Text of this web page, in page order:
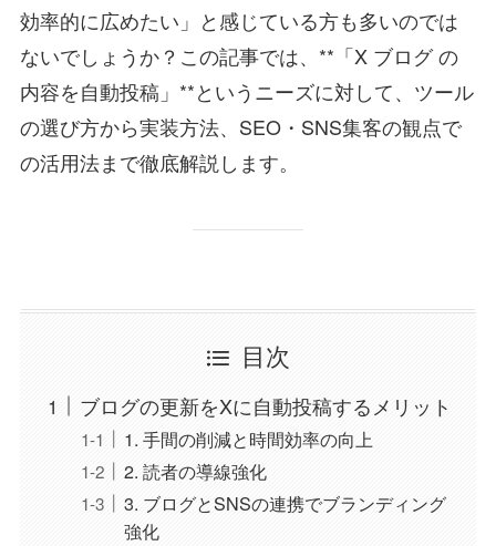
効率的に広めたい」と感じている方も多いのでは
ないでしょうか？この記事では、**「X ブログ の
内容を自動投稿」**というニーズに対して、ツール
の選び方から実装方法、SEO・SNS集客の観点で
の活用法まで徹底解説します。
目次
ブログの更新をXに自動投稿するメリット
1. 手間の削減と時間効率の向上
2. 読者の導線強化
3. ブログとSNSの連携でブランディング
強化